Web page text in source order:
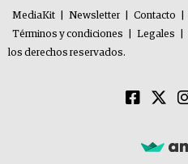
MediaKit Newsletter Contacto
Términos y condiciones
Legales
los derechos reservados.